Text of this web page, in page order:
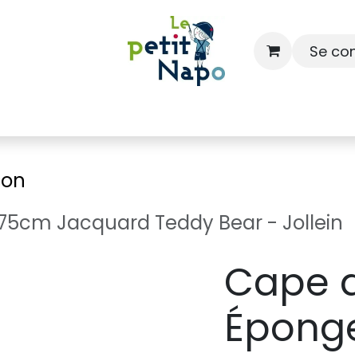
Se
Jacquard Teddy Bear - Jollein
Cape